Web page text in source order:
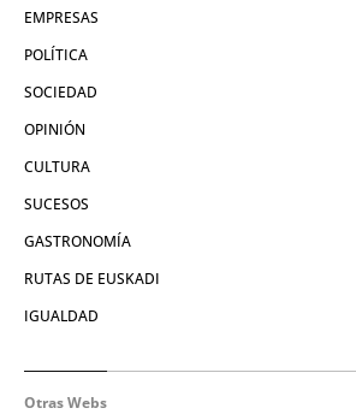
EMPRESAS
POLÍTICA
SOCIEDAD
OPINIÓN
CULTURA
SUCESOS
GASTRONOMÍA
RUTAS DE EUSKADI
IGUALDAD
Otras Webs